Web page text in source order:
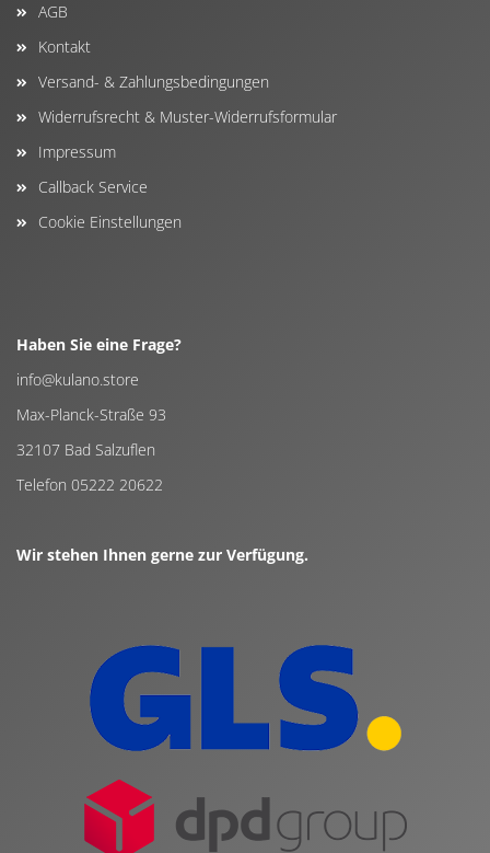
AGB
Kontakt
Versand- & Zahlungsbedingungen
Widerrufsrecht & Muster-Widerrufsformular
Impressum
Callback Service
Cookie Einstellungen
Haben Sie eine Frage?
info@kulano.store
Max-Planck-Straße 93
32107 Bad Salzuflen
Telefon 05222 20622
Wir stehen Ihnen gerne zur Verfügung.